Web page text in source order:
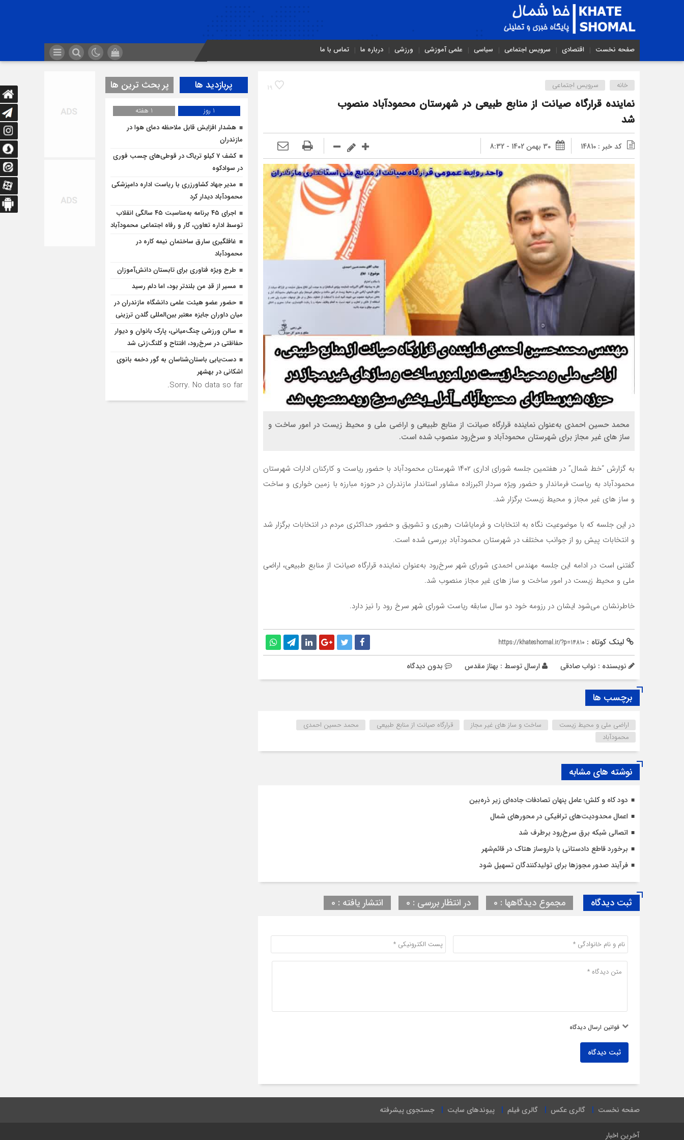
صفحه نخست اقتصادی سرویس اجتماعی سیاسی علمی آموزشی ورزشی درباره ما تماس با ما
19 خانه سرویس اجتماعی
نماینده قرارگاه صیانت از منابع طبیعی در شهرستان محمودآباد منصوب
شد
کد خبر : 14810 30 بهمن 1402 - 8:32
محمد حسین احمدی به‌عنوان نماینده قرارگاه صیانت از منابع طبیعی و اراضی ملی و محیط زیست در امور ساخت و
ساز های غیر مجاز برای شهرستان محمودآباد و سرخ‌رود منصوب شده است.
به گزارش “خط شمال” در هفتمین جلسه شورای اداری ۱۴۰۲ شهرستان محمودآباد با حضور ریاست و کارکنان ادارات شهرستان
محمودآباد به ریاست فرماندار و حضور ویژه سردار اکبرزاده مشاور استاندار مازندران در حوزه مبارزه با زمین خواری و ساخت
و ساز های غیر مجاز و محیط زیست برگزار شد.
در این جلسه که با موضوعیت نگاه به انتخابات و فرمایاشات رهبری و تشویق و حضور حداکثری مردم در انتخابات برگزار شد
و انتخابات پیش رو از جوانب مختلف در شهرستان محمودآباد بررسی شده است.
گفتنی است در ادامه این جلسه مهندس احمدی شورای شهر سرخ‌رود به‌عنوان نماینده قرارگاه صیانت از منابع طبیعی، اراضی
ملی و محیط زیست در امور ساخت و ساز های غیر مجاز منصوب شد.
خاطرنشان می‌شود ایشان در رزومه خود دو سال سابقه ریاست شورای شهر سرخ رود را نیز دارد.
لینک کوتاه : https://khateshomal.ir/?p=14810
نویسنده : نواب صادقی ارسال توسط : بهناز مقدس بدون دیدگاه
برچسب ها
اراضی ملی و محیط زیست ساخت و ساز های غیر مجاز قرارگاه صیانت از منابع طبیعی
محمد حسین احمدی
محمودآباد
نوشته های مشابه
دود کاه و کلش؛ عامل پنهان تصادفات جاده‌ای زیر ذره‌بین
اعمال محدودیت‌‌های ترافیکی در محورهای شمال
اتصالی شبکه برق سرخ‌رود برطرف شد
برخورد قاطع دادستانی با داروساز هتاک در قائم‌شهر
فرآیند صدور مجوزها برای تولیدکنندگان تسهیل شود
ثبت دیدگاه مجموع دیدگاهها : 0 در انتظار بررسی : 0 انتشار یافته : 0
قوانین ارسال دیدگاه
ثبت دیدگاه
پربازدید ها پر بحث ترین ها
1 روز
1 هفته
هشدار افزایش قابل ملاحظه دمای هوا در
مازندران
کشف 7 کیلو تریاک در قوطی‌‌های چسب فوری
در سوادکوه
مدیر جهاد کشاورزری با ریاست اداره دامپزشکی
محمودآباد دیدار کرد
اجرای ۴۵ برنامه به‌مناسبت ۴۵ سالگی انقلاب
توسط اداره تعاون، کار و رفاه اجتماعی محمودآباد
غافلگيري سارق ساختمان نيمه کاره در
محمودآباد
طرح ویژه فناوری برای تابستان دانش‌آموزان
مسیر از قدِ من بلندتر بود، اما دلم رسید
حضور عضو هیئت علمی دانشگاه مازندران در
میان داوران جایزه معتبر بین‌المللی گلدن ترزینی
سالن ورزشی چنگ‌میانی، پارک بانوان و دیوار
حفاظتی در سرخ‌رود، افتتاح و کلنگ‌زنی شد
دست‌یابی باستان‌شناسان به گور دخمه بانوی
اشکانی در بهشهر
Sorry. No data so far.
صفحه نخست گالری عکس گالری فیلم پیوندهای سایت جستجوی پیشرفته
آخرین اخبار